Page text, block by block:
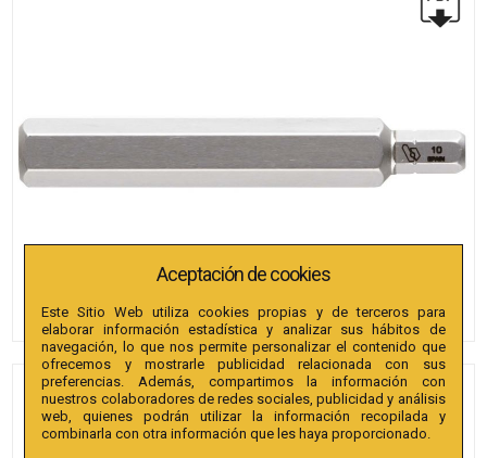
PUNTAS BIANDITZ
HEXAGONAL 5 X 30MM 10MM
Aceptación de cookies
Este Sitio Web utiliza cookies propias y de terceros para
elaborar información estadística y analizar sus hábitos de
navegación, lo que nos permite personalizar el contenido que
ofrecemos y mostrarle publicidad relacionada con sus
preferencias. Además, compartimos la información con
nuestros colaboradores de redes sociales, publicidad y análisis
web, quienes podrán utilizar la información recopilada y
combinarla con otra información que les haya proporcionado.